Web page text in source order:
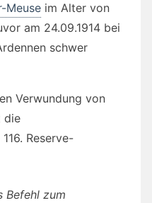
Meuse im Alter von
am 24.09.1914 bei
schwer
Verwundung von
die
Reserve-
Befehl zum